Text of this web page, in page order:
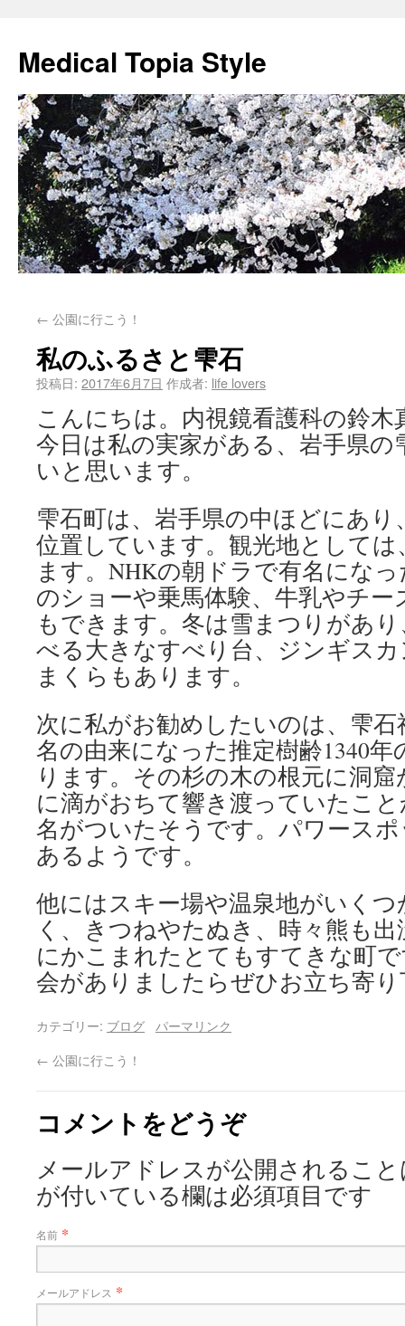
Medical Topia Style
← 公園に行こう！
私のふるさと雫石
投稿日: 2017年6月7日 作成者: life lovers
こんにちは。内視鏡看護科の鈴木
今日は私の実家がある、岩手県の
いと思います。
雫石町は、岩手県の中ほどにあ
位置しています。観光地として
ます。NHKの朝ドラで有名にな
のショーや乗馬体験、牛乳やチ
もできます。冬は雪まつりがあ
べる大きなすべり台、ジンギス
まくらもあります。
次に私がお勧めしたいのは、雫
名の由来になった推定樹齢1340
ります。その杉の木の根元に洞
に滴がおちて響き渡っていたこ
名がついたそうです。パワース
あるようです。
他にはスキー場や温泉地がいく
く、きつねやたぬき、時々熊も
にかこまれたとてもすてきな町
会がありましたらぜひお立ち寄
カテゴリー: ブログ
パーマリンク
← 公園に行こう！
コメントをどうぞ
メールアドレスが公開されるこ
が付いている欄は必須項目です
名前 *
メールアドレス *